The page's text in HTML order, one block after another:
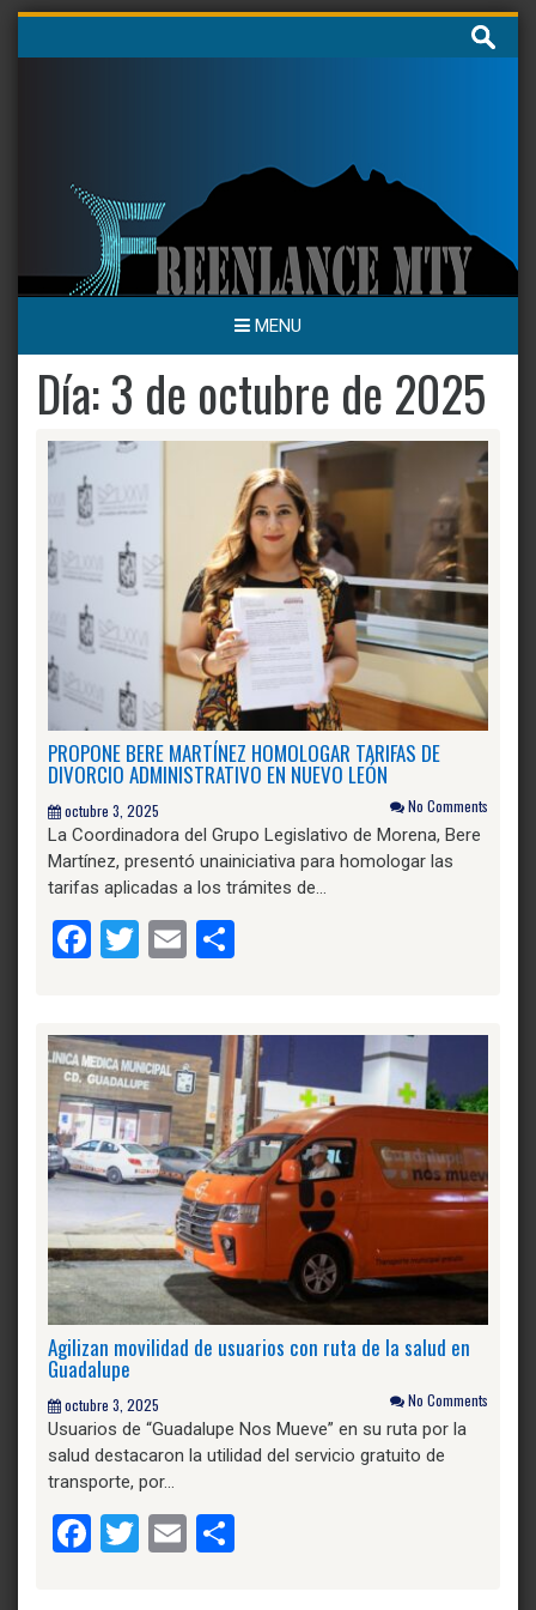
Skip
Buscar:
MENU
Día:3 de octubre de 2025
PROPONE BERE MARTÍNEZ HOMOLOGAR TARIFAS DE
DIVORCIO ADMINISTRATIVO EN NUEVO LEÓN
octubre 3, 2025 No Comments
La Coordinadora del Grupo Legislativo de Morena, Bere
Martínez, presentó unainiciativa para homologar las
tarifas aplicadas a los trámites de…
Facebook
Twitter
Email
Agilizan movilidad de usuarios con ruta de la salud en
Guadalupe
octubre 3, 2025 No Comments
Usuarios de “Guadalupe Nos Mueve” en su ruta por la
salud destacaron la utilidad del servicio gratuito de
transporte, por…
Facebook
Twitter
Email